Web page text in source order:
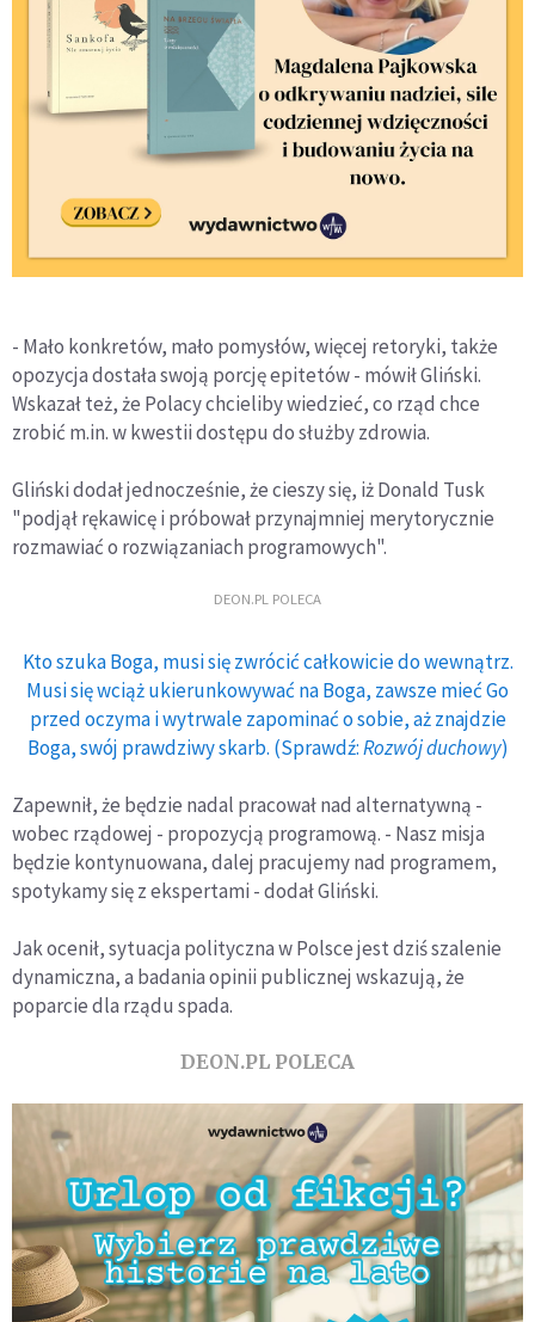
- Mało konkretów, mało pomysłów, więcej retoryki, także
opozycja dostała swoją porcję epitetów - mówił Gliński.
Wskazał też, że Polacy chcieliby wiedzieć, co rząd chce
zrobić m.in. w kwestii dostępu do służby zdrowia.
Gliński dodał jednocześnie, że cieszy się, iż Donald Tusk
"podjął rękawicę i próbował przynajmniej merytorycznie
rozmawiać o rozwiązaniach programowych".
DEON.PL POLECA
Kto szuka Boga, musi się zwrócić całkowicie do wewnątrz.
Musi się wciąż ukierunkowywać na Boga, zawsze mieć Go
przed oczyma i wytrwale zapominać o sobie, aż znajdzie
Boga, swój prawdziwy skarb. (Sprawdź:Rozwój duchowy)
Zapewnił, że będzie nadal pracował nad alternatywną -
wobec rządowej - propozycją programową. - Nasz misja
będzie kontynuowana, dalej pracujemy nad programem,
spotykamy się z ekspertami - dodał Gliński.
Jak ocenił, sytuacja polityczna w Polsce jest dziś szalenie
dynamiczna, a badania opinii publicznej wskazują, że
poparcie dla rządu spada.
DEON.PL POLECA